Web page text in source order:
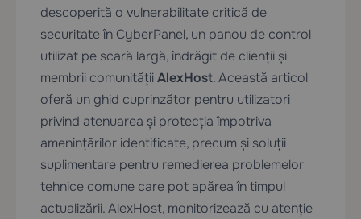
descoperită o vulnerabilitate critică de
securitate în CyberPanel, un panou de control
utilizat pe scară largă, îndrăgit de clienții și
membrii comunitățiiAlexHost. Această articol
oferă un ghid cuprinzător pentru utilizatori
privind atenuarea și protecția împotriva
amenințărilor identificate, precum și soluții
suplimentare pentru remedierea problemelor
tehnice comune care pot apărea în timpul
actualizării. AlexHost, monitorizează cu atenție